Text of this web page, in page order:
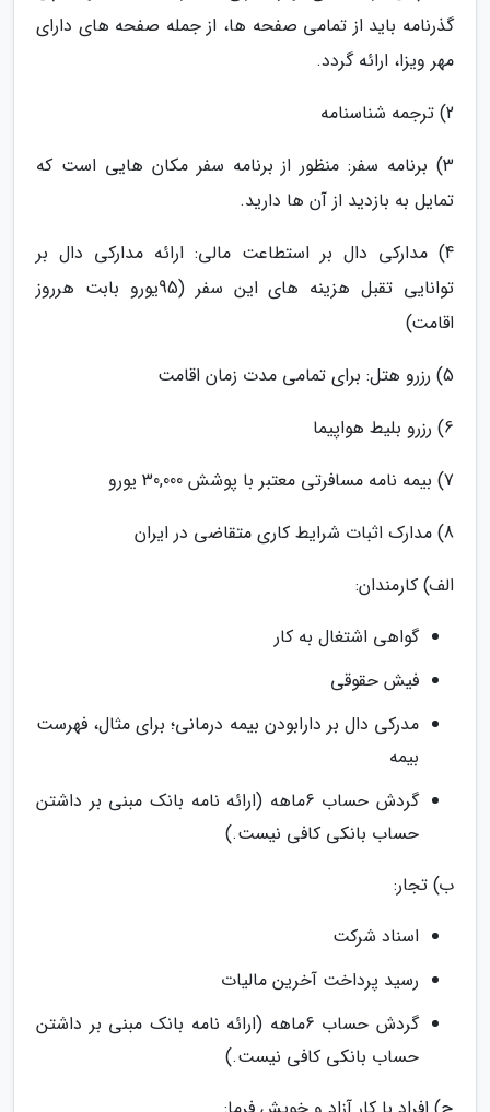
گذرنامه باید از تمامی صفحه ها، از جمله صفحه های دارای
مهر ویزا، ارائه گردد.
2) ترجمه شناسنامه
3) برنامه سفر: منظور از برنامه سفر مکان هایی است که
تمایل به بازدید از آن ها دارید.
4) مدارکی دال بر استطاعت مالی: ارائه مدارکی دال بر
توانایی تقبل هزینه های این سفر (95یورو بابت هرروز
اقامت)
5) رزرو هتل: برای تمامی مدت زمان اقامت
6) رزرو بلیط هواپیما
7) بیمه نامه مسافرتی معتبر با پوشش 30,000 یورو
8) مدارک اثبات شرایط کاری متقاضی در ایران
الف) کارمندان:
گواهی اشتغال به کار
فیش حقوقی
مدرکی دال بر دارابودن بیمه درمانی؛ برای مثال، فهرست
بیمه
گردش حساب 6ماهه (ارائه نامه بانک مبنی بر داشتن
حساب بانکی کافی نیست.)
ب) تجار:
اسناد شرکت
رسید پرداخت آخرین مالیات
گردش حساب 6ماهه (ارائه نامه بانک مبنی بر داشتن
حساب بانکی کافی نیست.)